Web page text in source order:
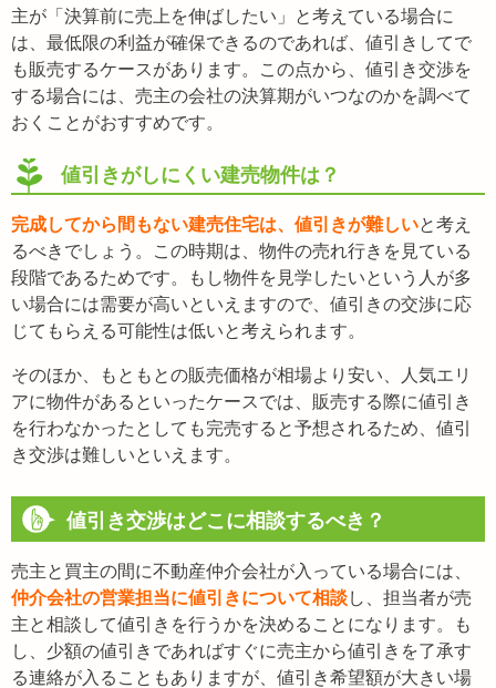
主が「決算前に売上を伸ばしたい」と考えている場合に
は、最低限の利益が確保できるのであれば、値引きしてで
も販売するケースがあります。この点から、値引き交渉を
する場合には、売主の会社の決算期がいつなのかを調べて
おくことがおすすめです。
値引きがしにくい建売物件は？
完成してから間もない建売住宅は、値引きが難しいと考え
るべきでしょう。この時期は、物件の売れ行きを見ている
段階であるためです。もし物件を見学したいという人が多
い場合には需要が高いといえますので、値引きの交渉に応
じてもらえる可能性は低いと考えられます。
そのほか、もともとの販売価格が相場より安い、人気エリ
アに物件があるといったケースでは、販売する際に値引き
を行わなかったとしても完売すると予想されるため、値引
き交渉は難しいといえます。
値引き交渉はどこに相談するべき？
売主と買主の間に不動産仲介会社が入っている場合には、
仲介会社の営業担当に値引きについて相談し、担当者が売
主と相談して値引きを行うかを決めることになります。も
し、少額の値引きであればすぐに売主から値引きを了承す
る連絡が入ることもありますが、値引き希望額が大きい場